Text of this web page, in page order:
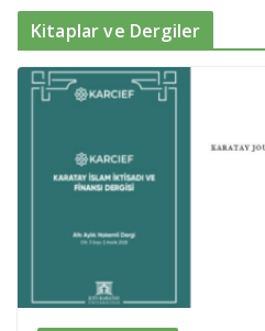
Kitaplar ve Dergiler